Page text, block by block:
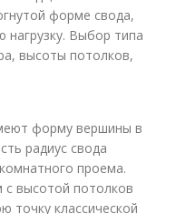
форме свода,
Выбор типа
высоты потолков,
форму вершины в
радиус свода
проема.
высотой потолков
точку классической